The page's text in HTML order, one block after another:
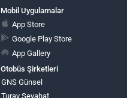
Mobil Uygulamalar
App Store
Google Play Store
App Gallery
Otobüs Şirketleri
GNS Günsel
Turay Seyahat